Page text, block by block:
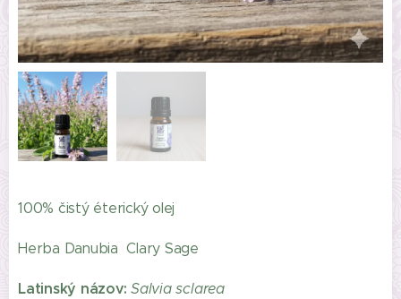
Šalvia muškátová éterický olej
100% čistý éterický olej
Herba Danubia Clary Sage
Latinský názov:Salvia sclarea